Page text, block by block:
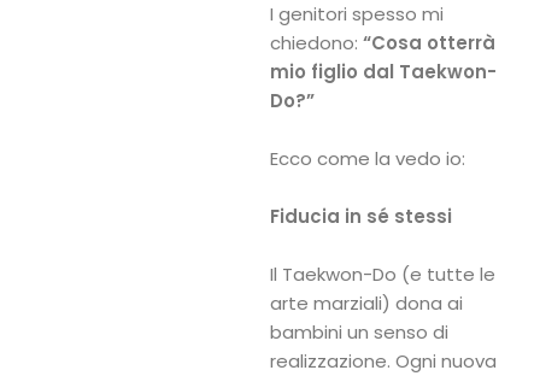
I genitori spesso mi
chiedono: “Cosa otterrà
mio figlio dal Taekwon-
Do?”
Ecco come la vedo io:
Fiducia in sé stessi
Il Taekwon-Do (e tutte le
arte marziali) dona ai
bambini un senso di
realizzazione. Ogni nuova